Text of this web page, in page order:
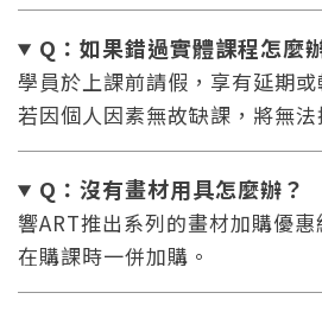
Q：如果錯過實體課程怎麼
學員於上課前請假，享有延期或
若因個人因素無故缺課，將無法
Q：沒有畫材用具怎麼辦？
響ART推出系列的畫材加購優
在購課時一併加購。